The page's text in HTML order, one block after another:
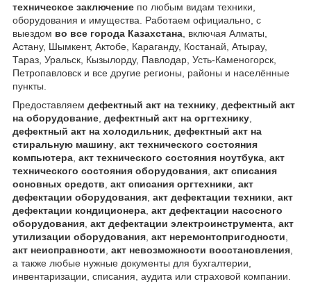
техническое заключение по любым видам техники,
оборудования и имущества. Работаем официально, с
выездом во все города Казахстана , включая Алматы,
Астану, Шымкент, Актобе, Караганду, Костанай, Атырау,
Тараз, Уральск, Кызылорду, Павлодар, Усть-Каменогорск,
Петропавловск и все другие регионы, районы и населённые
пункты.
Предоставляем дефектный акт на технику дефектный акт
на оборудование дефектный акт на оргтехнику
дефектный акт на холодильник дефектный акт на
стиральную машину акт технического состояния
компьютера акт технического состояния ноутбука акт
технического состояния оборудования акт списания
основных средств акт списания оргтехники акт
дефектации оборудования акт дефектации техники акт
дефектации кондиционера акт дефектации насосного
оборудования акт дефектации электроинструмента акт
утилизации оборудования акт неремонтопригодности
акт неисправности акт невозможности восстановления
а также любые нужные документы для бухгалтерии,
инвентаризации, списания, аудита или страховой компании.